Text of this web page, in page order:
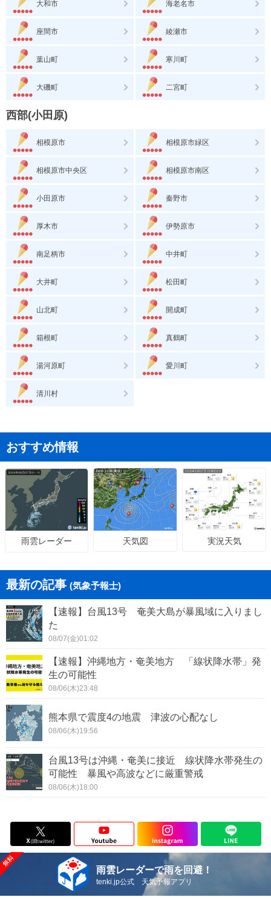
大和市 海老名市
座間市 綾瀬市
葉山町 寒川町
大磯町 二宮町
西部(小田原)
相模原市 相模原市緑区
相模原市中央区 相模原市南区
小田原市 秦野市
厚木市 伊勢原市
南足柄市 中井町
大井町 松田町
山北町 開成町
箱根町 真鶴町
湯河原町 愛川町
清川村
おすすめ情報
雨雲レーダー 天気図 実況天気
最新の記事 (気象予報士)
【速報】台風13号 奄美大島が暴風域に入りまし
た
08/07(金)01:02
【速報】沖縄地方・奄美地方 「線状降水帯」発
生の可能性
08/06(木)23:48
熊本県で震度4の地震 津波の心配なし
08/06(木)19:56
台風13号は沖縄・奄美に接近 線状降水帯発生の
可能性 暴風や高波などに厳重警戒
08/06(木)18:00
雨雲レーダーで雨を回避！
tenki.jp公式 天気予報アプリ